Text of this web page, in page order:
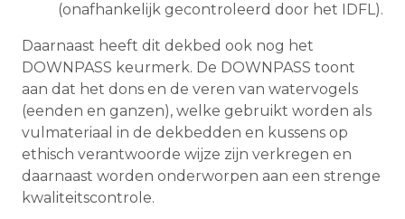
(onafhankelijk gecontroleerd door het IDFL).
Daarnaast heeft dit dekbed ook nog het
DOWNPASS keurmerk. De DOWNPASS toont
aan dat het dons en de veren van watervogels
(eenden en ganzen), welke gebruikt worden als
vulmateriaal in de dekbedden en kussens op
ethisch verantwoorde wijze zijn verkregen en
daarnaast worden onderworpen aan een strenge
kwaliteitscontrole.